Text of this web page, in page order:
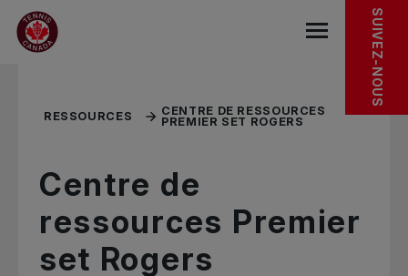
Sauter au menu principal
Sauter au contenu principal
Sauter au pied de page
RESSOURCES CONNEXES SUIVEZ-NOUS
RESSOURCES
CENTRE DE RESSOURCES
PREMIER SET ROGERS
Centre de
ressources Premier
set Rogers